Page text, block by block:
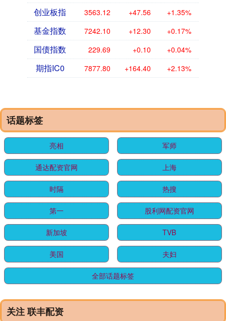
创业板指 3563.12 +47.56 +1.35%
基金指数 7242.10 +12.30 +0.17%
国债指数 229.69 +0.10 +0.04%
期指IC0 7877.80 +164.40 +2.13%
话题标签
亮相 军师
通达配资官网 上海
时隔 热搜
第一 股利网配资官网
新加坡 TVB
美国 夫妇
全部话题标签
关注 联丰配资